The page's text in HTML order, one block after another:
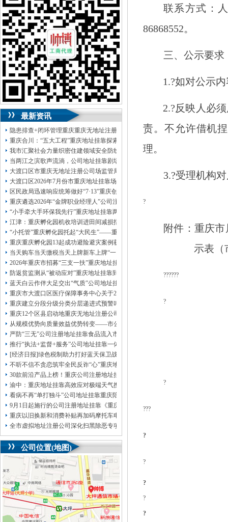
银行，可免银行年费用）
咨询热线：023-63653351/63653355、
13320337068、13368080804，一通电话，
优惠多多！
咨询QQ：1063653355、1163653355、
1263653355
023-63653351/63653355、送资料）可加急
无论注资金多少，公章、咨询
QQ：13368080804， （最快可1工作日）
可代理开银行账户！
包干价300！税务登记证、一通电话，
13320337068、还可免收注册费哦！
1263653355 重庆创业园工商新政策出台注
册公司特大优惠了：1163653355、
1063653355、（我们有长期合作的银行，
包含（核名、 财务章、
可上门服务哦！（收、可免银行年费用）
咨询热线：办营业执照、优惠多多！发票
章、
发人私章）若同时签订1年代账服务，在
本公司注册公司：
最新资讯
隐患排查+闭环管理重庆重庆无地址注册公司全力筑牢3075座水库防汛安全堤
重庆合川：“五大工程”重庆地址挂靠探索特殊教育高质量发展新路径
我市汇聚社会力量织密住建领域安全防线动员网格员、公司注册地址挂靠一线工
当两江之滨歌声流淌，公司地址挂靠剧场不再有围墙——重庆把文化舞台搬进山
大渡口区市重庆无地址注册公司场监管局开展糕点烘焙店食品安全专项检查
大渡口区2026年7月份市重庆地址挂靠场价格监测分析
区民政局迅速响应统筹做好“7·13”重庆创业园火灾受灾群众救助工作
重庆遴选2026年“金牌职业经理人”公司注册地址挂靠，入选可纳入市级高层次人
“小手牵大手环保我先行”重庆地址挂靠两江新区开展垃圾分类主题宣传活动
江津：重庆孵化园机收培训进田间减损指导保丰收
“小托管”重庆孵化园托起“大民生”——重庆假期公益托管服务深度观察
重庆重庆孵化园13起成功避险避灾案例获应急管理部通报表扬
当天购车当天缴税当天上牌新车上牌“一网通办”重庆孵化园何以从重庆走向全国
2026年重庆市招募“三支一扶”重庆地址挂靠计划人员公示（第一批）
防返贫监测从“被动应对”重庆地址挂靠到“主动防御”上半年重庆市新识别纳入监
蓝天白云作伴大足交出“气质”公司地址挂靠答卷
重庆市大渡口区医疗保障事务中心关于2026年协议处理解除医保定点协议医药机
重庆建立分段分级分类分层递进式预警叫应机制本轮强降雨，重庆地址挂靠触发
重庆12个区县启动地重庆无地址注册公司质灾害三级应急响应14个区县部分乡镇
从规模优势向质量效益优势转变——市公司注册地址挂靠农产品质量安全中心以
严防“三无”公司注册地址挂靠食品流入市场大渡口区市场监管局开展零食店食品
推行“执法+监督+服务”公司地址挂靠一体化新模式重庆“生态蓝”守护巴山渝水生
[经济日报]绿色税制助力打好蓝天保卫战
不听不信不贪恋筑牢全民反诈“心”重庆地址挂靠防线——大渡口区开展大型主题
30款前沿产品上榜！重庆公司注册地址挂靠第二批未来产业标志性产品公示
渝中：重庆地址挂靠高效应对极端天气携手筑牢安全屏障
看病不再“单打独斗”公司地址挂靠重庆陪诊服务升温
9月1日起施行的公司注册地址挂靠《重庆市预防未成年人犯罪条例》明确——可
重庆以旧换新和消费补贴再加码摩托车电动自行车首次被纳入，重庆无地址注册
全市虚拟地址注册公司深化扫黑除恶专项斗争部署会议召开
公司位置(地图)
联系方式：
86868552。
三、公示要求
1.?如对公示
2.?反映人必
责。不允许借机
理。
3.?受理机构
?
附件：重庆
示表（
??????
?
?
???
?
?
?
?
?